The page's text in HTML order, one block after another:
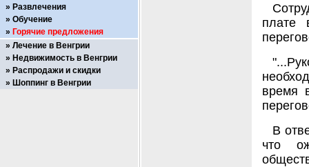
плате
время
В
что
Развлечения
Обучение
Горячие предложения
Лечение в Венгрии
Недвижимость в Венгрии
Распродажи и скидки
Шоппинг в Венгрии